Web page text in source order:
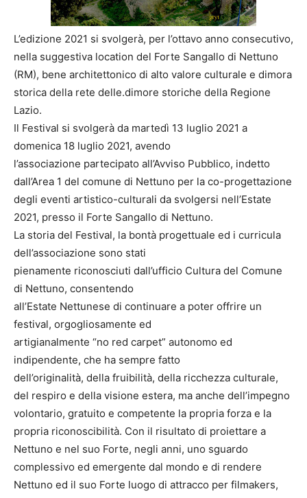
L’edizione 2021 si svolgerà, per l’ottavo anno consecutivo,
nella suggestiva location del Forte Sangallo di Nettuno
(RM), bene architettonico di alto valore culturale e dimora
storica della rete delle.dimore storiche della Regione
Lazio.
Il Festival si svolgerà da martedì 13 luglio 2021 a
domenica 18 luglio 2021, avendo
l’associazione partecipato all’Avviso Pubblico, indetto
dall’Area 1 del comune di Nettuno per la co-progettazione
degli eventi artistico-culturali da svolgersi nell’Estate
2021, presso il Forte Sangallo di Nettuno.
La storia del Festival, la bontà progettuale ed i curricula
dell’associazione sono stati
pienamente riconosciuti dall’ufficio Cultura del Comune
di Nettuno, consentendo
all’Estate Nettunese di continuare a poter offrire un
festival, orgogliosamente ed
artigianalmente “no red carpet” autonomo ed
indipendente, che ha sempre fatto
dell’originalità, della fruibilità, della ricchezza culturale,
del respiro e della visione estera, ma anche dell’impegno
volontario, gratuito e competente la propria forza e la
propria riconoscibilità. Con il risultato di proiettare a
Nettuno e nel suo Forte, negli anni, uno sguardo
complessivo ed emergente dal mondo e di rendere
Nettuno ed il suo Forte luogo di attracco per filmakers,